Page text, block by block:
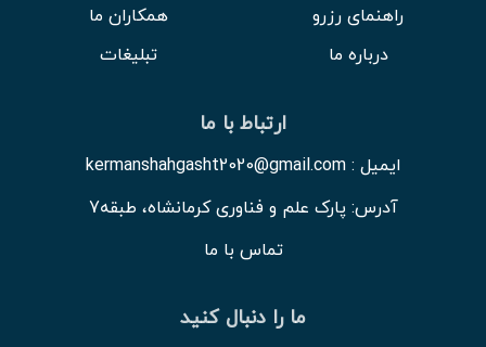
راهنمای رزرو
درباره ما
همکاران ما
تبلیغات
ارتباط با ما
ایمیل : kermanshahgasht2020@gmail.com
آدرس: پارک علم و فناوری کرمانشاه، طبقه7
تماس با ما
ما را دنبال کنید